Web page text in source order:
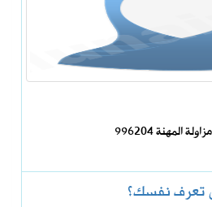
996204
نفسك؟